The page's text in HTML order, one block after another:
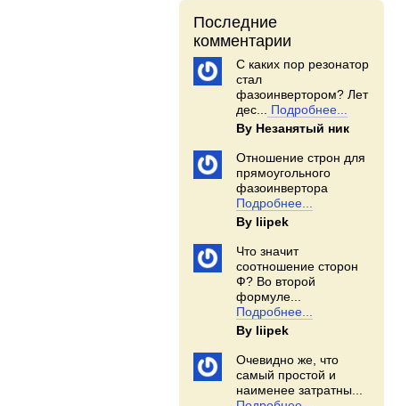
Последние
комментарии
С каких пор резонатор
стал
фазоинвертором? Лет
дес...
Подробнее...
By Незанятый ник
Отношение строн для
прямоугольного
фазоинвертора
Подробнее...
By Iiipek
Что значит
соотношение сторон
Ф? Во второй
формуле...
Подробнее...
By Iiipek
Очевидно же, что
самый простой и
наименее затратны...